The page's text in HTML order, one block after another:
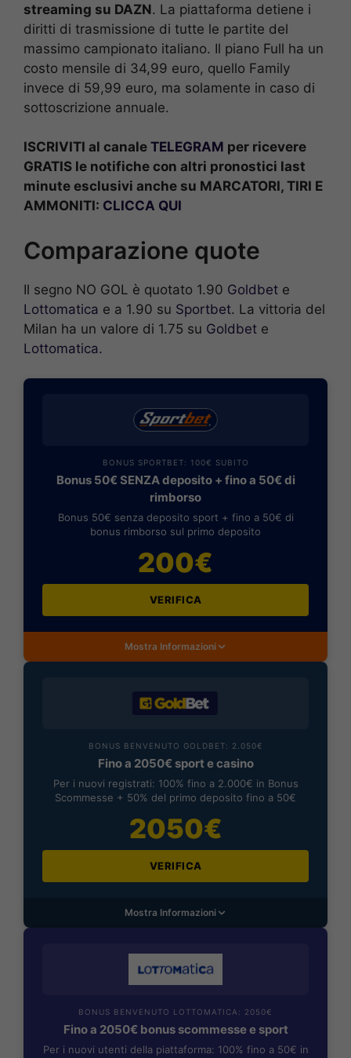
streaming su DAZN. La piattaforma detiene i
diritti di trasmissione di tutte le partite del
massimo campionato italiano. Il piano Full ha un
costo mensile di 34,99 euro, quello Family
invece di 59,99 euro, ma solamente in caso di
sottoscrizione annuale.
ISCRIVITI al canale TELEGRAM per ricevere
GRATIS le notifiche con altri pronostici last
minute esclusivi anche su MARCATORI, TIRI E
AMMONITI: CLICCA QUI
Comparazione quote
Il segno NO GOL è quotato 1.90 Goldbet e
Lottomatica e a 1.90 su Sportbet. La vittoria del
Milan ha un valore di 1.75 su Goldbet e
Lottomatica.
BONUS SPORTBET: 100€ SUBITO
Bonus 50€ SENZA deposito + fino a 50€ di
rimborso
Bonus 50€ senza deposito sport + fino a 50€ di
bonus rimborso sul primo deposito
200€
VERIFICA
Mostra Informazioni
BONUS BENVENUTO GOLDBET: 2.050€
Fino a 2050€ sport e casino
Per i nuovi registrati: 100% fino a 2.000€ in Bonus
Scommesse + 50% del primo deposito fino a 50€
2050€
VERIFICA
Mostra Informazioni
BONUS BENVENUTO LOTTOMATICA: 2050€
Fino a 2050€ bonus scommesse e sport
Per i nuovi utenti della piattaforma: 100% fino a 50€ in